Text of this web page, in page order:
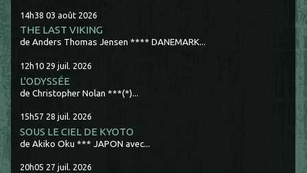
14h38 03 août 2026
THE LAST VIKING
de Anders Thomas Jensen **** DANEMARK...
12h10 29 juil. 2026
L'ODYSSÉE
de Christopher Nolan ***(*)...
15h57 28 juil. 2026
SOUS LE CIEL DE KYOTO
de Akiko Oku *** JAPON avec...
20h05 27 juil. 2026